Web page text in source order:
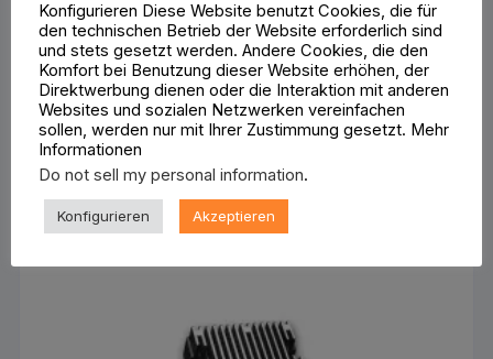
OEM Replacement Voltage Regulator Black
71,95€
Enthält 19% MwSt. 19 % DE
zzgl.Versand
Lieferzeit: ca. 2-3 Werktage
Konfigurieren Diese Website benutzt Cookies, die für
den technischen Betrieb der Website erforderlich sind
und stets gesetzt werden. Andere Cookies, die den
Komfort bei Benutzung dieser Website erhöhen, der
Direktwerbung dienen oder die Interaktion mit anderen
Websites und sozialen Netzwerken vereinfachen
sollen, werden nur mit Ihrer Zustimmung gesetzt. Mehr
Informationen
Do not sell my personal information.
Konfigurieren Akzeptieren